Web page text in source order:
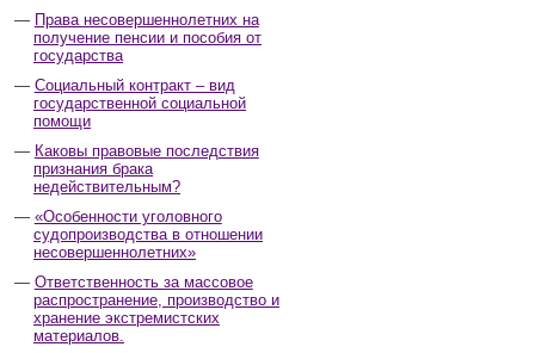
Права несовершеннолетних на
получение пенсии и пособия от
государства
Социальный контракт – вид
государственной социальной
помощи
Каковы правовые последствия
признания брака
недействительным?
«Особенности уголовного
судопроизводства в отношении
несовершеннолетних»
Ответственность за массовое
распространение, производство и
хранение экстремистских
материалов.